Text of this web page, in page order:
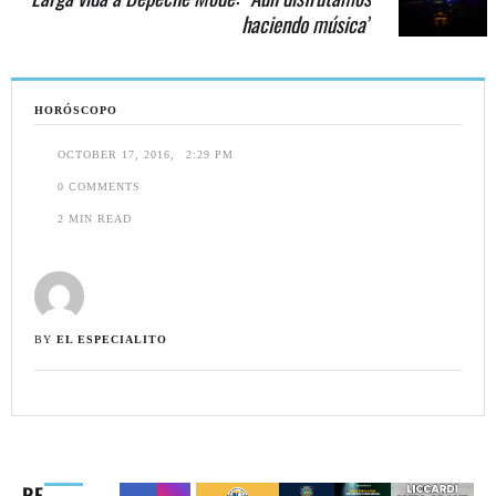
HORÓSCOPO
OCTOBER 17, 2016 2:29 PM
0 COMMENTS
2 MIN READ
BY EL ESPECIALITO
haciendo música”